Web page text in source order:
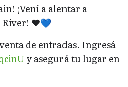
¡Vení a alentar a
River! ❤️💙
de entradas. Ingresá
y asegurá tu lugar en